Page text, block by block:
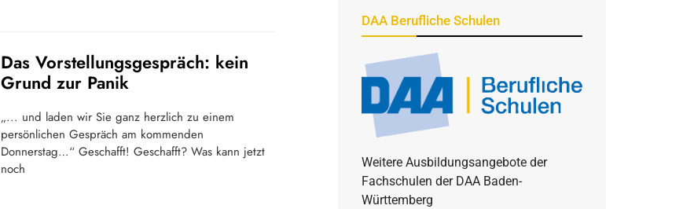
Das Vorstellungsgespräch: kein
Grund zur Panik
„... und laden wir Sie ganz herzlich zu einem
persönlichen Gespräch am kommenden
Donnerstag…“ Geschafft! Geschafft? Was kann jetzt
noch
DAA Berufliche Schulen
Weitere Ausbildungsangebote der
Fachschulen der DAA Baden-
Württemberg